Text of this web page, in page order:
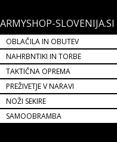
ARMYSHOP-SLOVENIJA.SI
OBLAČILA IN OBUTEV
NAHRBNTIKI IN TORBE
TAKTIČNA OPREMA
PREŽIVETJE V NARAVI
NOŽI SEKIRE
SAMOOBRAMBA